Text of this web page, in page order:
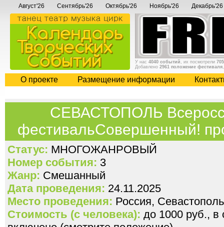
Август'26 Сентябрь'26 Октябрь'26 Ноябрь'26 Декабрь'26
У нас 4040 событий , их посмотрели
Добавлено 2961 положение фестиваля
О проекте Размещение информации
СЕВАСТОПОЛЬ
фестивальСовершенный!
Статус: МНОГОЖАНРОВЫЙ
Номер события: 3
Жанр: Смешанный
Дата проведения: 24.11.2025
Место проведения: Россия, Севастополь
Стоимость (с человека): до 1000 руб., в